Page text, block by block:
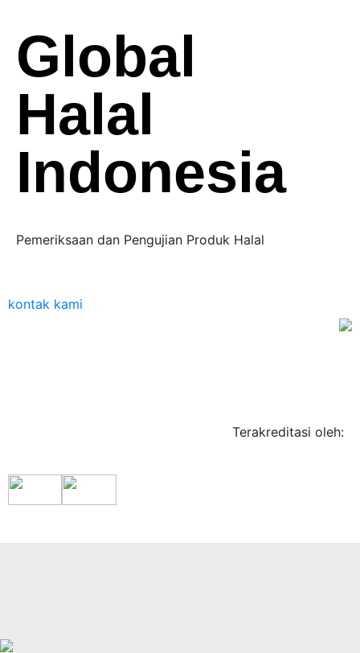
Global
Halal
Indonesia
Pemeriksaan dan Pengujian Produk Halal
kontak kami
Terakreditasi oleh: